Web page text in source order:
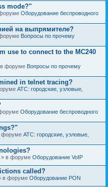
mode?"
Оборудование беспроводного
на выпрямителе?
Вопросы по прочему
use to connect to the MC240
в форуме Вопросы по прочему
in telnet tracing?
АТС: городские, узловые,
Оборудование беспроводного
форуме АТС: городские, узловые,
» в форуме Оборудование VoIP
called?
в форуме Оборудование PON